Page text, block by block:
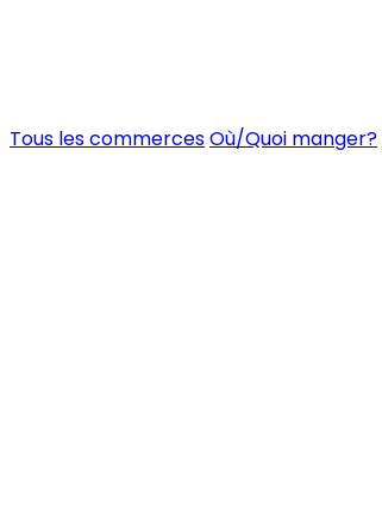
Tous les commercesOù/Quoi manger?